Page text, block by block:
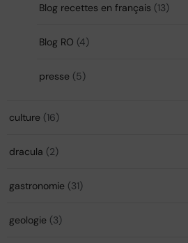
Blog recettes en français (13)
Blog RO (4)
presse (5)
culture (16)
dracula (2)
gastronomie (31)
geologie (3)